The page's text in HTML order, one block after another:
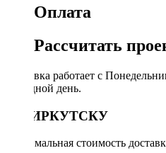
Оплата
Рассчитать
Доставка работает с
выходной день.
ПО ИРКУТСКУ
Минимальная стоимость